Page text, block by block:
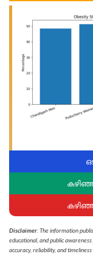
Disclaimer: The information
educational, and public
accuracy, reliability, and